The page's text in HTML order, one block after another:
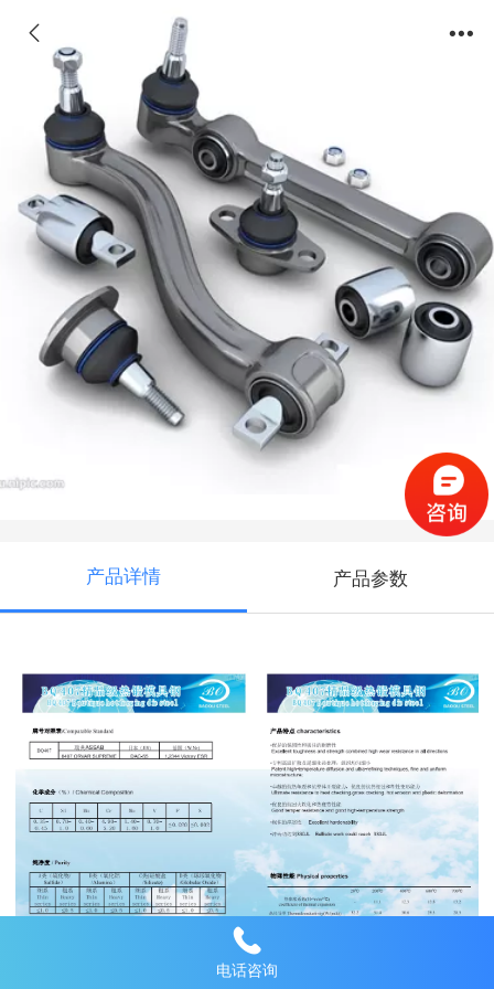
BQ407精品级热锻模具钢
产品详情 产品参数
电话咨询